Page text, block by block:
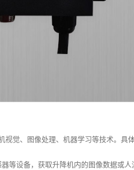
觉、图像处理、机器学习等技术。具体
等设备，获取升降机内的图像数据或人